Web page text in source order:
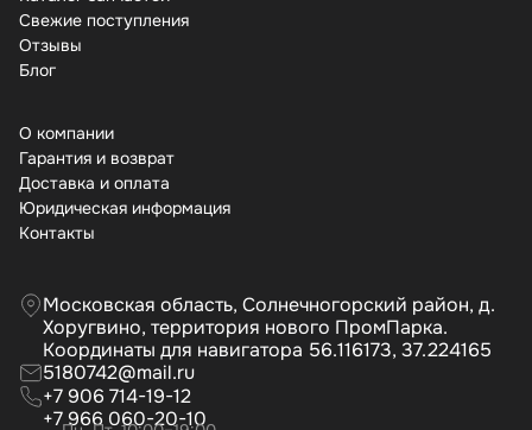
Свежие поступления
Отзывы
Бло
О компании
Гарантия и возврат
Доставка и оплата
Юридическая информация
Контакты
Московская область, Солнечногорский район, д.
Хоругвино, территория нового ПромПарка.
Координаты для навигатора 56.116173, 37.224165
5180742@mail.ru
+7 906 714-19-12
+7 966 060-20-10